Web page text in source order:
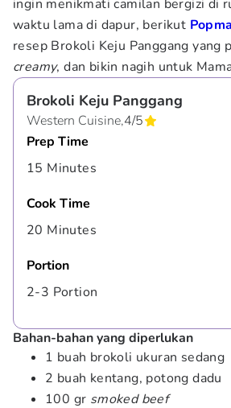
ingin menikmati camilan bergizi di
waktu lama di dapur, berikut
resep Brokoli Keju Panggang yang
creamy, dan bikin nagih untuk
Brokoli Keju Panggang
Western Cuisine,4/5
Prep Time
15 Minutes
Cook Time
20 Minutes
Portion
2-3 Portion
Bahan-bahan yang diperlukan
1 buah brokoli ukuran sedang
2 buah kentang, potong dadu
100 gr smoked beef